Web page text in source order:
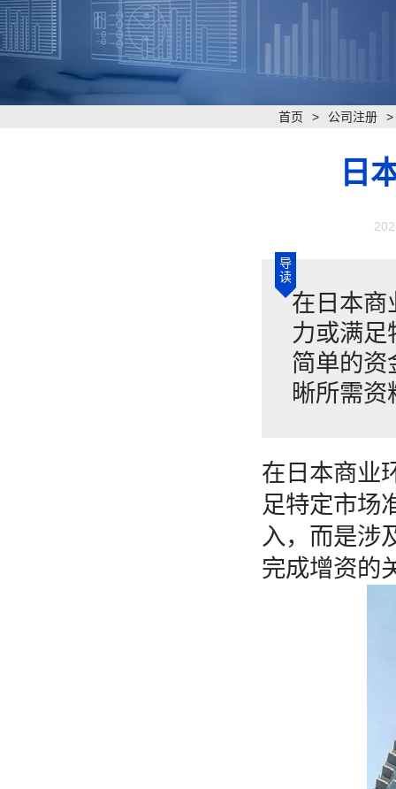
首页 > 公司注册 >
日
导
读
在日本商
力或满足
简单的资
晰所需
在日本商业
足特定市场
入，而是涉
完成增资的